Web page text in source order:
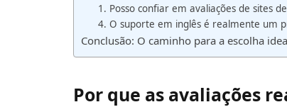
1. Posso confiar em avaliações de sites
4. O suporte em inglês é realmente um
Conclusão: O caminho para a escolha
Por que as avaliações